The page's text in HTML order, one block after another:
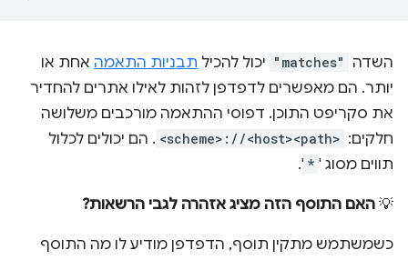
השדה "matches" יכול להכיל תבניות התאמה אחת או
יותר. הם מאפשרים לדפדפן לזהות לאילו אתרים להחדיר
את סקריפט התוכן. דפוסי ההתאמה מורכבים משלושה
חלקים: <scheme>://<host><path> . הם יכולים לכלול
תווים מסוג ' *
'.
💡 האם התוסף הזה מציג אזהרה לגבי הרשאות?
כשמשתמש מתקין תוסף, הדפדפן מודיע לו מה התוסף